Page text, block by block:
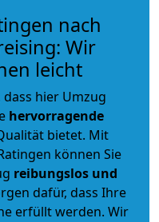
nach
Wir
leicht
hier Umzug
hervorragende
bietet. Mit
können Sie
reibungslos und
dafür, dass Ihre
erfüllt werden. Wir